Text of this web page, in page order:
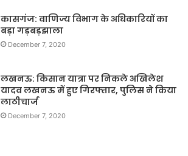
कासगंज: वाणिज्य विभाग के अधिकारियों का
बड़ा गड़बड़झाला
December 7, 2020
लखनऊ: किसान यात्रा पर निकले अखिलेश
यादव लखनऊ में हुए गिरफ्तार, पुलिस ने किया
लाठीचार्ज
December 7, 2020